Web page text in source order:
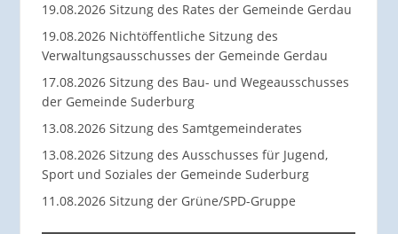
19.08.2026 Sitzung des Rates der Gemeinde Gerdau
19.08.2026 Nichtöffentliche Sitzung des
Verwaltungsausschusses der Gemeinde Gerdau
17.08.2026 Sitzung des Bau- und Wegeausschusses
der Gemeinde Suderburg
13.08.2026 Sitzung des Samtgemeinderates
13.08.2026 Sitzung des Ausschusses für Jugend,
Sport und Soziales der Gemeinde Suderburg
11.08.2026 Sitzung der Grüne/SPD-Gruppe